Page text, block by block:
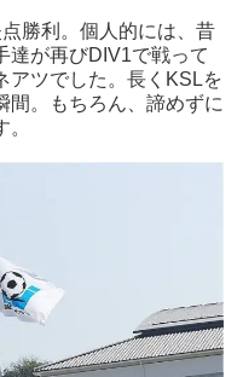
勝利。個人的には、昔
達が再びDIV1で戦って
アツでした。長くKSLを
間。もちろん、諦めずに